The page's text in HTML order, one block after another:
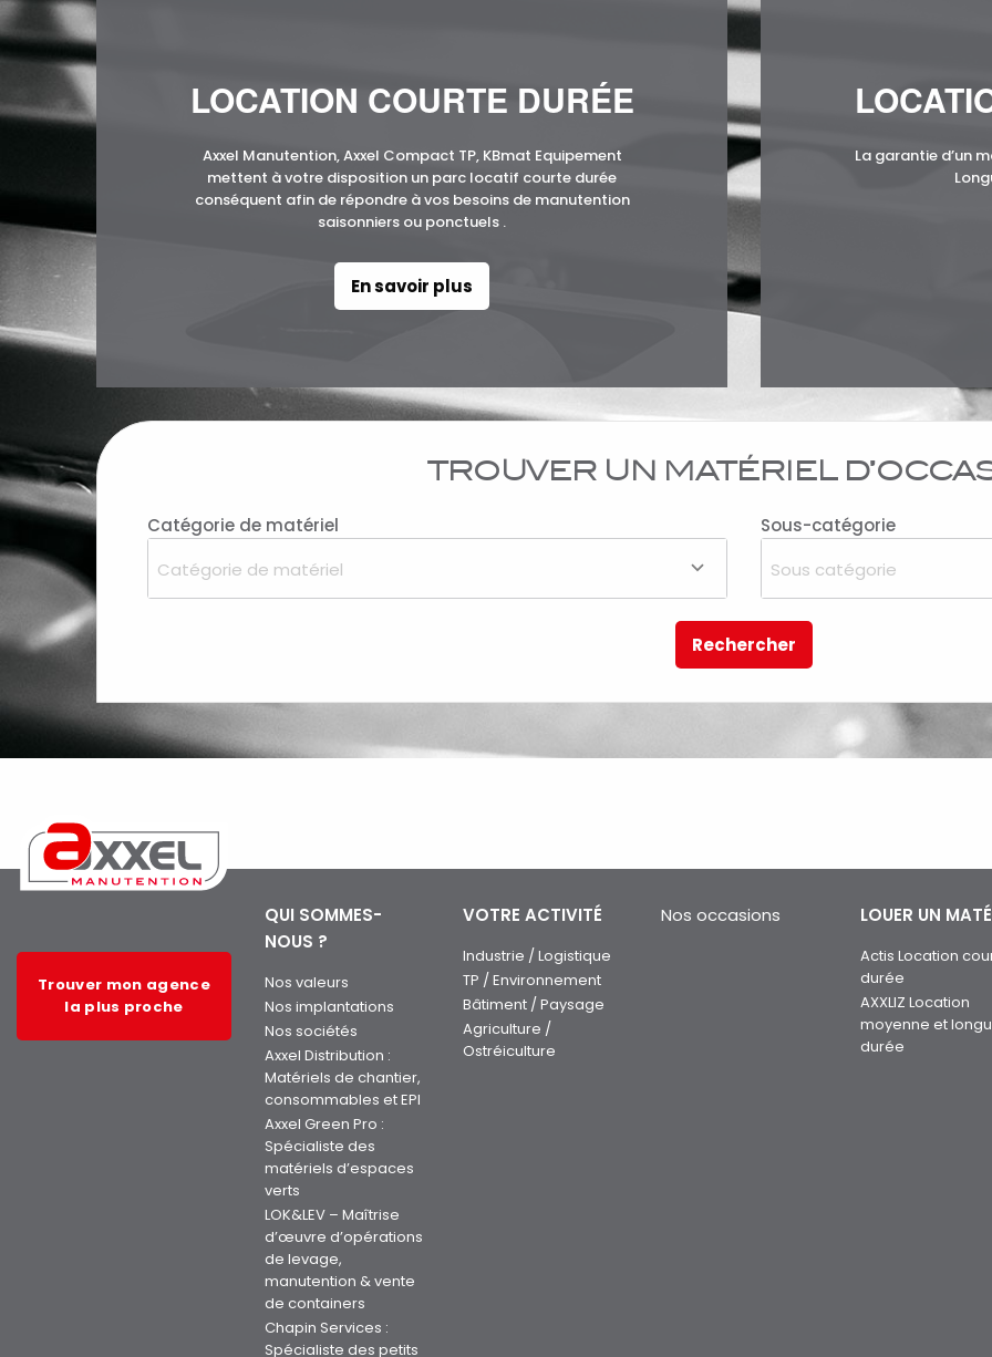
LOCATION COURTE DURÉE
Axxel Manutention, Axxel Compact TP, KBmat Equipement
mettent à votre disposition un parc locatif courte durée
conséquent afin de répondre à vos besoins de manutention
saisonniers ou ponctuels .
En savoir plus
La garantie d’un
TROUVER UN MATÉRIEL
Catégorie de matériel
Catégorie de matériel
Sous-catégorie
Sous catégorie
Rechercher
Trouver mon agence
la plus proche
QUI SOMMES-
NOUS ?
Nos valeurs
Nos implantations
Nos sociétés
Axxel Distribution :
Matériels de chantier,
consommables et EPI
Axxel Green Pro :
Spécialiste des
matériels d’espaces
verts
LOK&LEV – Maîtrise
d’œuvre d’opérations
de levage,
manutention & vente
de containers
Chapin Services :
Spécialiste des petits
VOTRE ACTIVITÉ
Industrie / Logistique
TP / Environnement
Bâtiment / Paysage
Agriculture /
Ostréiculture
Nos occasions LOUER UN
Actis Location
durée
AXXLIZ Location
moyenne et
durée